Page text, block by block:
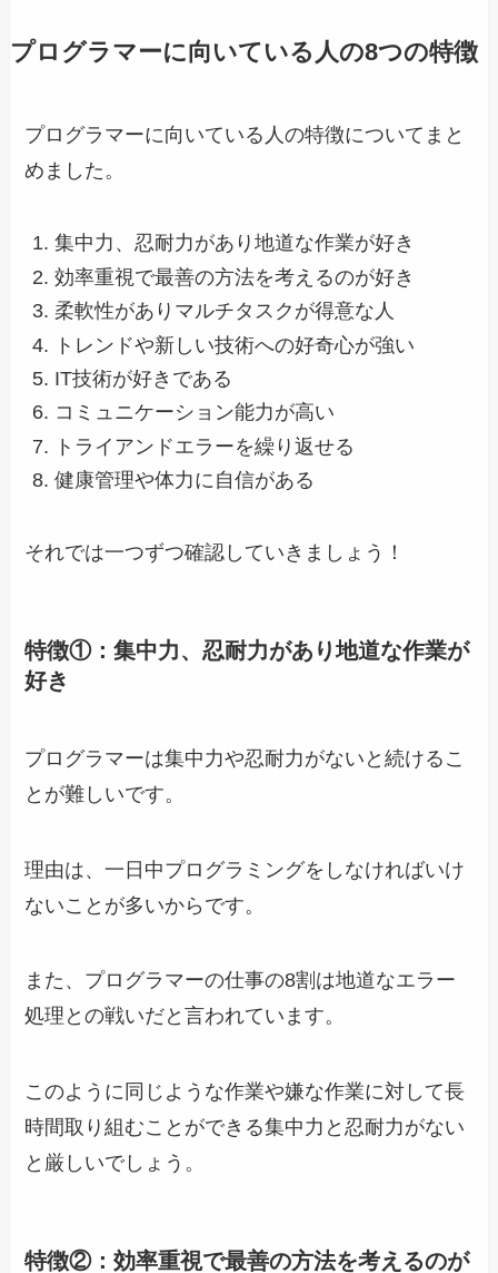
プログラマーに向いている人の8つの特徴
プログラマーに向いている人の特徴についてまと
めました。
集中力、忍耐力があり地道な作業が好き
効率重視で最善の方法を考えるのが好き
柔軟性がありマルチタスクが得意な人
トレンドや新しい技術への好奇心が強い
IT技術が好きである
コミュニケーション能力が高い
トライアンドエラーを繰り返せる
健康管理や体力に自信がある
それでは一つずつ確認していきましょう！
特徴①：集中力、忍耐力があり地道な作業が
好き
プログラマーは集中力や忍耐力がないと続けるこ
とが難しいです。
理由は、一日中プログラミングをしなければいけ
ないことが多いからです。
また、プログラマーの仕事の8割は地道なエラー
処理との戦いだと言われています。
このように同じような作業や嫌な作業に対して長
時間取り組むことができる集中力と忍耐力がない
と厳しいでしょう。
特徴②：効率重視で最善の方法を考えるのが